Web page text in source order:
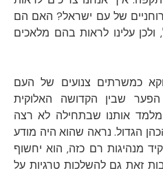
של עם ישראל? האם הם
ולכן עלינו לראות בהם מלאכים
כמשרתים צנועים של העם
שבין הקדושה האלוקית
אותנו שבתחילה לא רצה
הגדול. נראה שהוא היה מודע
מנהיגות רם כזה, הוא יחשוף
זאת גם להשלכות טרגיות על